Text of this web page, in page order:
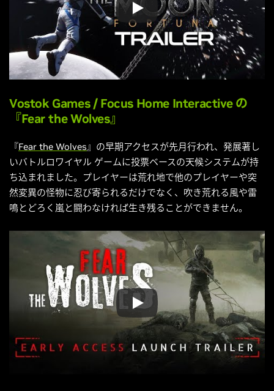
Vostok Games/Focus Home Interactiveの
『Fear the Wolves』
『Fear the Wolves 』の早期アクセスが先月行われ、発展著し
いバトルロワイヤル ゲームに投票ベースの天候システムが持
ち込まれました。プレイヤーは荒れ地で他のプレイヤーや突
然変異の怪物に忍び寄られるだけでなく、吹き荒れる風や雷
鳴とどろく嵐と闘わなければ生き残ることができません。